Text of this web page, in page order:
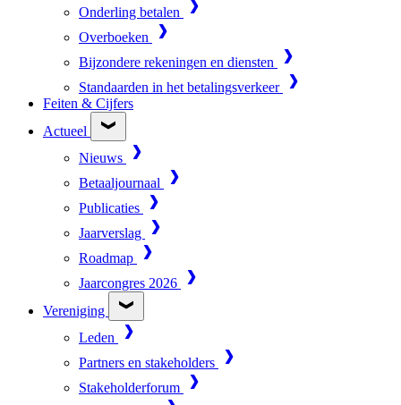
Onderling betalen
Overboeken
Bijzondere rekeningen en diensten
Standaarden in het betalingsverkeer
Feiten & Cijfers
Actueel
Nieuws
Betaaljournaal
Publicaties
Jaarverslag
Roadmap
Jaarcongres 2026
Vereniging
Leden
Partners en stakeholders
Stakeholderforum